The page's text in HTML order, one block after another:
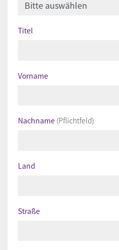
Titel
Vorname
Nachname (Pflichtfeld)
Land
Straße